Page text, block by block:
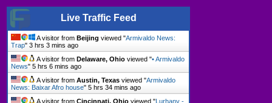
Live Traffic Feed
A visitor fromBeijing viewed "Armivaldo News:
Trap"3 hrs 3 mins ago
A visitor fromDelaware, Ohio viewed "• Armivaldo
News"5 hrs 6 mins ago
A visitor fromAustin, Texas viewed "Armivaldo
News: Baixar Afro house"5 hrs 34 mins ago
A visitor fromCincinnati, Ohio viewed "Lurhany -